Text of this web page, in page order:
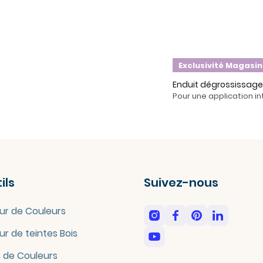
Exclusivité
Enduit dégrossissage
Pour une application
de Couleurs
de teintes Bois
Couleurs
Suivez-nous